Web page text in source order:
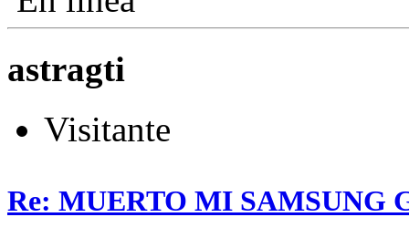
astragti
Visitante
Re: MUERTO MI SAMSUNG